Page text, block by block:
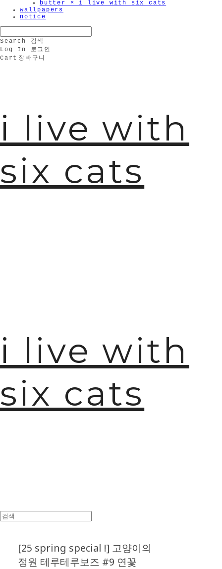
butter × i live with six cats
wallpapers
notice
Search
검색
Log In
로그인
Cart 장바구니
i live with
six cats
i live with
six cats
[25 spring special !] 고양이의
정원 테루테루보즈 #9 연꽃